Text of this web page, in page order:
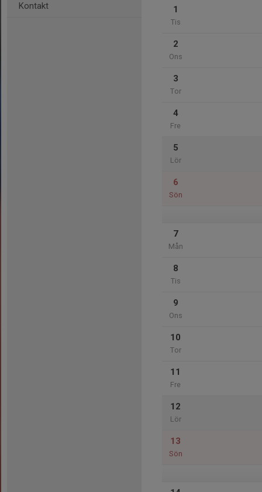
Kontakt 1
Tis
2
Ons
3
Tor
4
Fre
5
Lör
6
Sön
7
Mån
8
Tis
9
Ons
10
Tor
11
Fre
12
Lör
13
Sön